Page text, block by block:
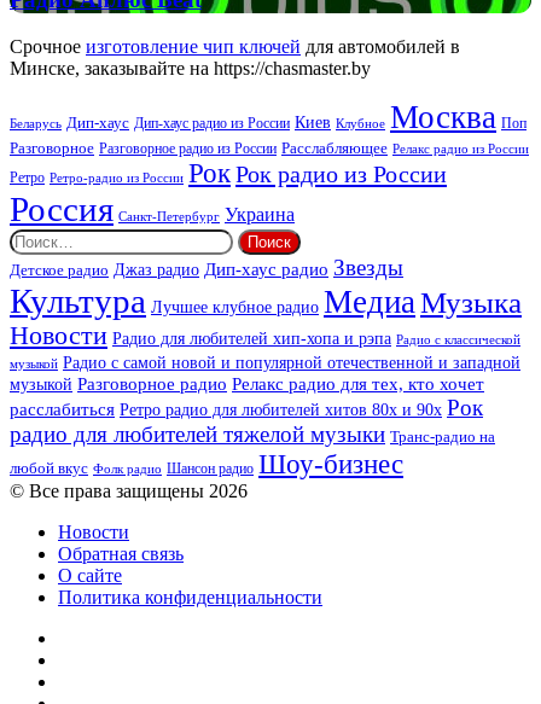
Аплюс
Beat
Срочное изготовление чип ключей для автомобилей в
Минске, заказывайте на https://chasmaster.by
Беларусь Дип-хаус Дип-хаус радио из России Киев Клубное Москва Поп
Разговорное Разговорное радио из России Расслабляющее Релакс радио из России
Ретро Ретро-радио из России РокРок радио из России
Россия Санкт-Петербург Украина
Найти:
Детское радио Джаз радио Дип-хаус радио Звезды
Культура Лучшее клубное радио МедиаМузыка
Новости Радио для любителей хип-хопа и рэпа Радио с классической
музыкой Радио с самой новой и популярной отечественной и западной
музыкой Разговорное радио Релакс радио для тех, кто хочет
расслабиться Ретро радио для любителей хитов 80х и 90х Рок
радио для любителей тяжелой музыки Транс-радио на
любой вкус Фолк радио Шансон радио Шоу-бизнес
© Все права защищены 2026
Новости
Обратная связь
О сайте
Политика конфиденциальности